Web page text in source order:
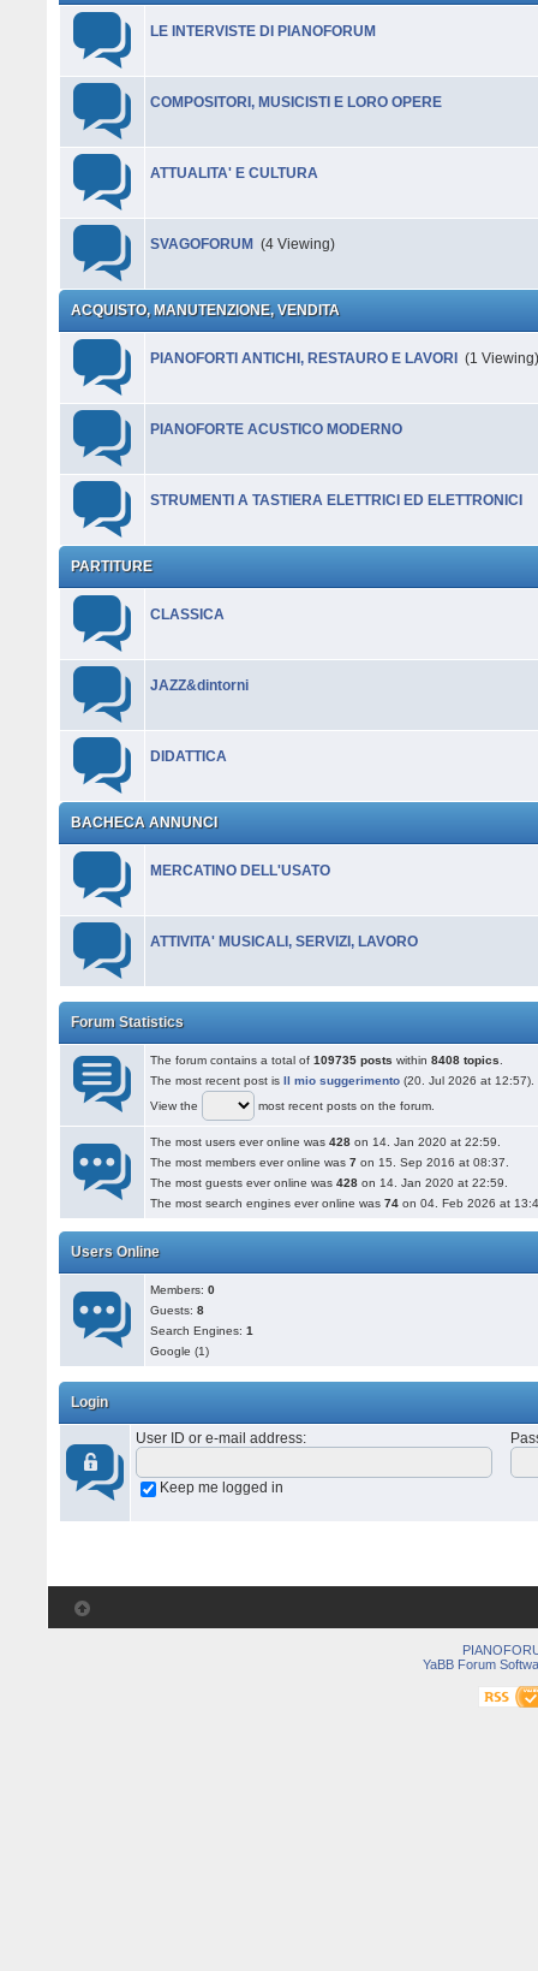
LE INTERVISTE DI PIANOFORUM
COMPOSITORI, MUSICISTI E LORO OPERE
ATTUALITA' E CULTURA
SVAGOFORUM (4 Viewing)
ACQUISTO, MANUTENZIONE, VENDITA
PIANOFORTI ANTICHI, RESTAURO E LAVORI (1
PIANOFORTE ACUSTICO MODERNO
STRUMENTI A TASTIERA ELETTRICI ED ELETTRONICI
PARTITURE
CLASSICA
JAZZ&dintorni
DIDATTICA
BACHECA ANNUNCI
MERCATINO DELL'USATO
ATTIVITA' MUSICALI, SERVIZI, LAVORO
Forum Statistics
The forum contains a total of109735 posts within8408 topics
The most recent post isIl mio suggerimento (20. Jul 2026 at 12:57).
View the
most recent posts on the forum.
The most users ever online was428 on 14. Jan 2020 at 22:59.
The most members ever online was7 on 15. Sep 2016 at 08:37.
The most guests ever online was428 on 14. Jan 2020 at 22:59.
The most search engines ever online was74 on 04. Feb 2026 at
Users Online
Members:0
Guests:8
Search Engines:1
Google (1)
Login
User ID or e-mail address:
Keep me logged in
YaBB Forum